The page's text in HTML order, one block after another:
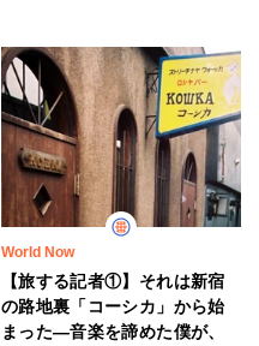
World Now
【旅する記者①】それは新宿
の路地裏「コーシカ」から始
まった―音楽を諦めた僕が、